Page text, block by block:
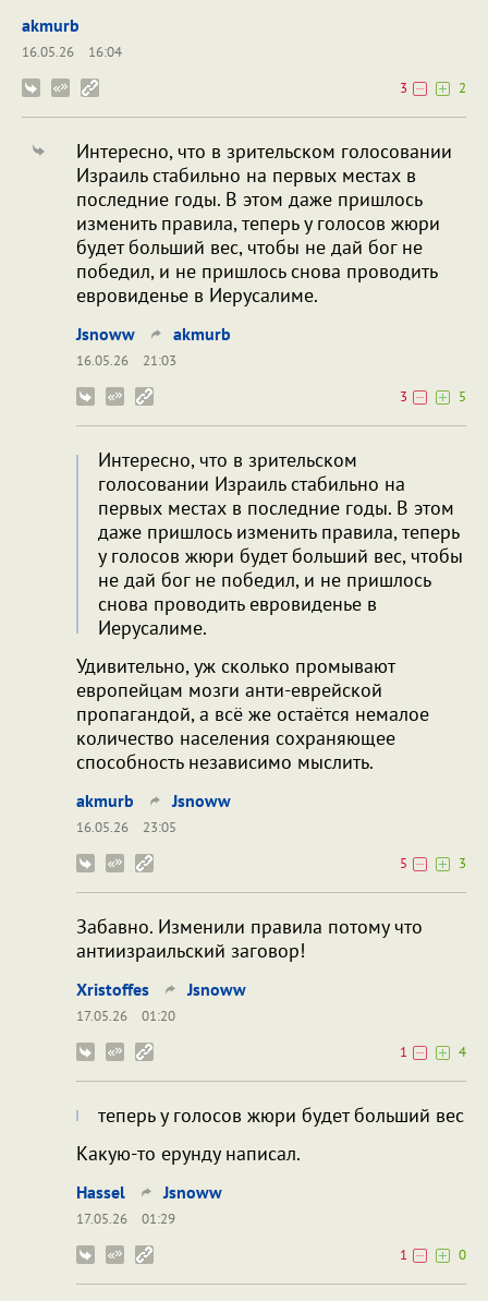
akmurb
16.05.26
16:04
3
2
Интересно, что в зрительском голосовании
Израиль стабильно на первых местах в
последние годы. В этом даже пришлось
изменить правила, теперь у голосов жюри
будет больший вес, чтобы не дай бог не
победил, и не пришлось снова проводить
евровиденье в Иерусалиме.
Jsnoww akmurb
16.05.26
21:03
3
5
Интересно, что в зрительском
голосовании Израиль стабильно на
первых местах в последние годы. В этом
даже пришлось изменить правила, теперь
у голосов жюри будет больший вес, чтобы
не дай бог не победил, и не пришлось
снова проводить евровиденье в
Иерусалиме.
Удивительно, уж сколько промывают
европейцам мозги анти-еврейской
пропагандой, а всё же остаётся немалое
количество населения сохраняющее
способность независимо мыслить.
akmurb Jsnoww
16.05.26
23:05
5
3
Забавно. Изменили правила потому что
антиизраильский заговор!
Xristoffes Jsnoww
17.05.26
01:20
1
4
теперь у голосов жюри будет больший вес
Какую-то ерунду написал.
Hassel Jsnoww
17.05.26
01:29
1
0